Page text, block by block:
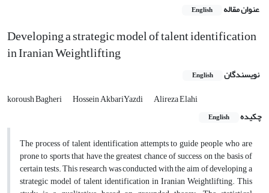
عنوان مقاله English
Developing a strategic model of talent identification
in Iranian Weightlifting
نویسندگان English
koroush Bagheri Hossein AkbariYazdi
Alireza Elahi
چکیده
English
The process of talent identification attempts to guide people who are
prone to sports that have the greatest chance of success on the basis of
certain tests. This research was conducted with the aim of developing a
strategic model of talent identification in Iranian Weightlifting. This